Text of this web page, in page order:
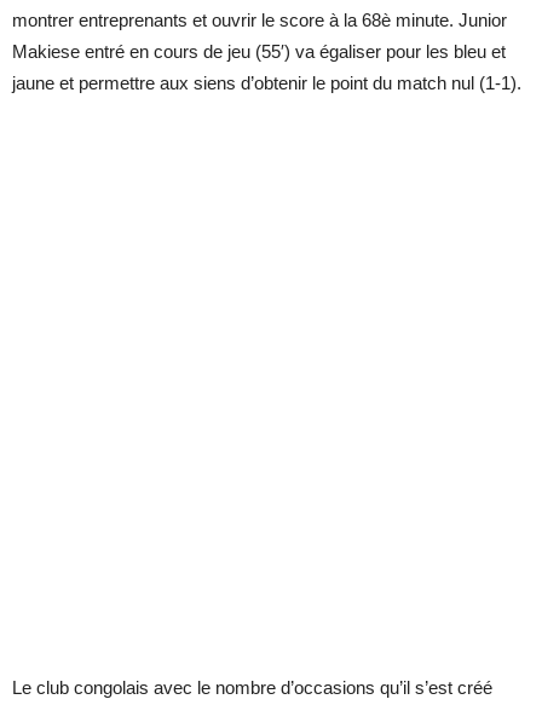
montrer entreprenants et ouvrir le score à la 68è minute. Junior
Makiese entré en cours de jeu (55′) va égaliser pour les bleu et
jaune et permettre aux siens d’obtenir le point du match nul (1-1).
Le club congolais avec le nombre d’occasions qu’il s’est créé